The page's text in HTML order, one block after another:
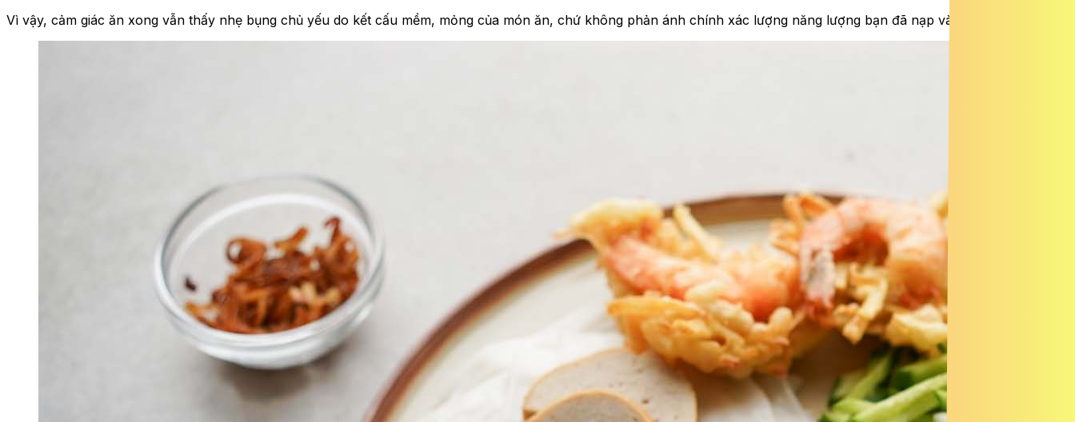
Vì vậy, cảm giác ăn xong vẫn thấy nhẹ bụng chủ yếu do kết cấu mềm, mỏng của món ăn, chứ không phản ánh chính xác lượng năng lượng bạn đã nạp vào.